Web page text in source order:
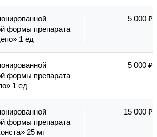
формы препарата
1 ед
5 000 ₽
формы препарата
1 ед
5 000 ₽
формы препарата
25 мг
15 000 ₽